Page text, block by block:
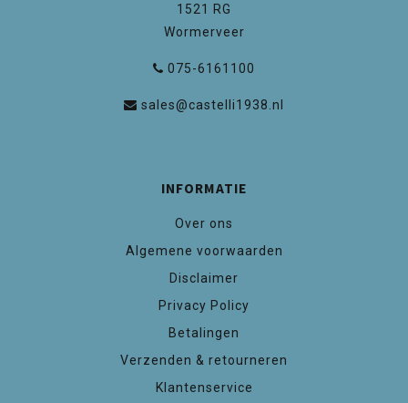
1521 RG
Wormerveer
075-6161100
sales@castelli1938.nl
INFORMATIE
Over ons
Algemene voorwaarden
Disclaimer
Privacy Policy
Betalingen
Verzenden & retourneren
Klantenservice